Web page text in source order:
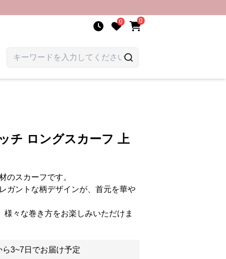
0 0
チ ロングスカーフ 上
のスカーフです。
ガントな柄デザインが、首元を華や
々な巻き方をお楽しみいただけま
ら3~7日でお届け予定